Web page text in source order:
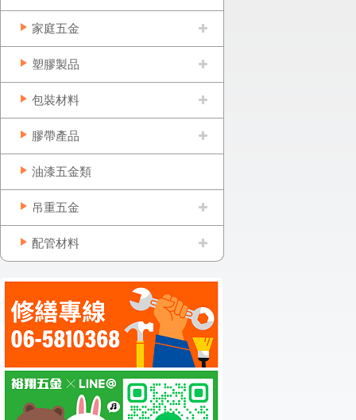
家庭五金
塑膠製品
包裝材料
膠帶產品
油漆五金類
吊重五金
配管材料